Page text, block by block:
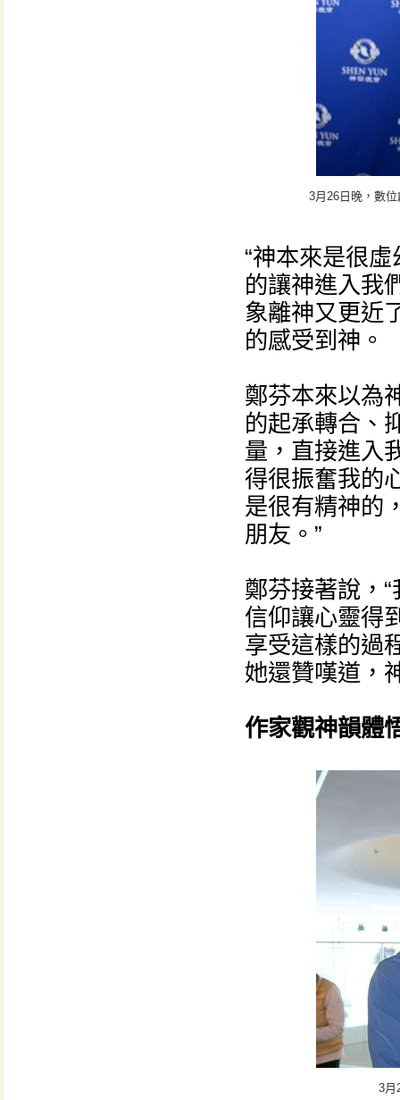
3月26日晚，數
“神本來是很
的讓神進入我
象離神又更近
的感受到神。
鄭芬本來以為
的起承轉合、
量，直接進入
得很振奮我的
是很有精神的
朋友。”
鄭芬接著說，
信仰讓心靈得
享受這樣的過
她還贊嘆道，
作家觀神韻體
3月